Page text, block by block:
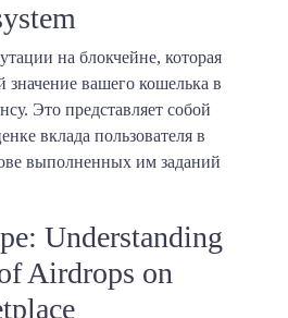
на блокчейне, которая
значение вашего кошелька в
Это представляет собой
вклада пользователя в
выполненных им заданий
Understanding
Airdrops on